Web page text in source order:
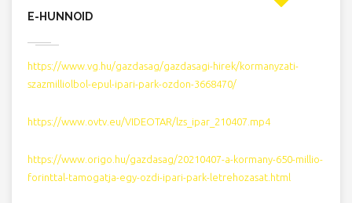
E-HUNNOID
https://www.vg.hu/gazdasag/gazdasagi-hirek/kormanyzati-
szazmilliolbol-epul-ipari-park-ozdon-3668470/
https://www.ovtv.eu/VIDEOTAR/lzs_ipar_210407.mp4
https://www.origo.hu/gazdasag/20210407-a-kormany-650-millio-
forinttal-tamogatja-egy-ozdi-ipari-park-letrehozasat.html